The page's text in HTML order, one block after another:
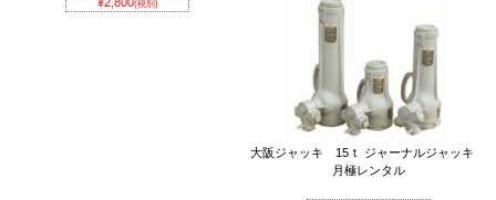
(税別)
大阪ジャッキ 15ｔ ジャーナルジャッキ
月極レンタル